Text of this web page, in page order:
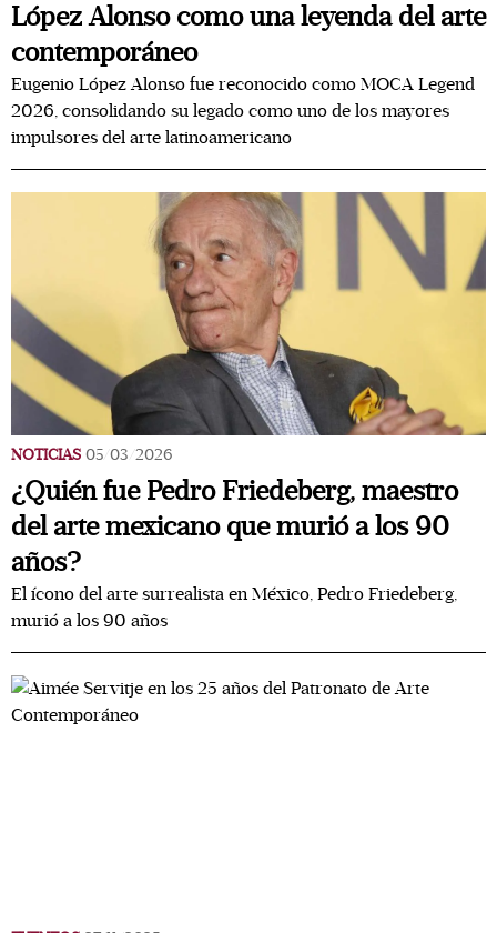
López Alonso como una leyenda del arte
contemporáneo
Eugenio López Alonso fue reconocido como MOCA Legend
2026, consolidando su legado como uno de los mayores
impulsores del arte latinoamericano
NOTICIAS 05/03/2026
¿Quién fue Pedro Friedeberg, maestro
del arte mexicano que murió a los 90
años?
El ícono del arte surrealista en México, Pedro Friedeberg,
murió a los 90 años